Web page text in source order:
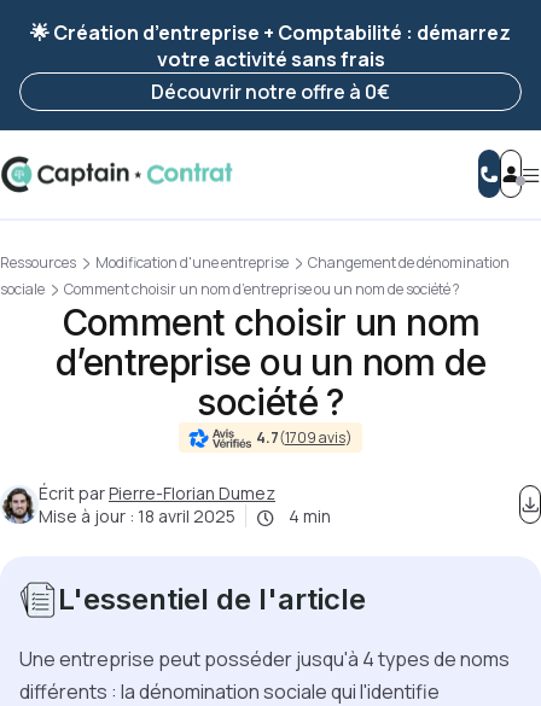
enregistrée 🚀
Reprendre ma démarche
🌟 Création d’entreprise + Comptabilité : démarrez
votre activité sans frais
Découvrir notre offre à 0€
Ressources Modification d'une entreprise
Changement de dénomination
sociale
Comment choisir un nom d’entreprise ou un nom de société ?
Comment choisir un nom
d’entreprise ou un nom de
société ?
4.7(1709 avis)
Écrit parPierre-Florian Dumez
Mise à jour : 18 avril 2025 4 min
L'essentiel de l'article
Une entreprise peut posséder jusqu'à 4 types de noms
différents : la dénomination sociale qui l'identifie